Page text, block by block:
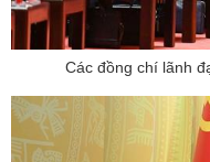
Các đồng chí lãnh